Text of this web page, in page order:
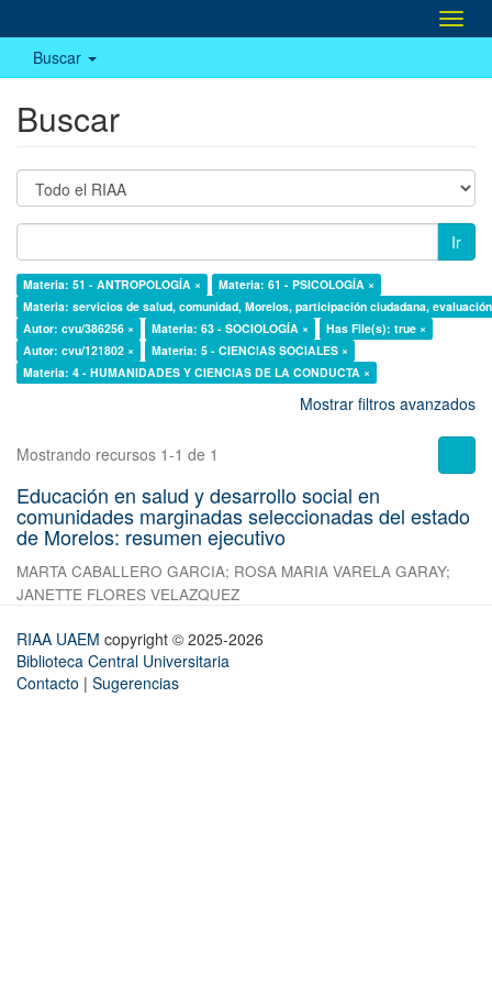
Buscar
Buscar
Ir
Materia: 51 - ANTROPOLOGÍA ×
Materia: 61 - PSICOLOGÍA ×
Materia: servicios de salud, comunidad, Morelos, participación ciudadana,
Autor: cvu/386256 ×
Materia: 63 - SOCIOLOGÍA ×
Has File(s): true ×
Autor: cvu/121802 ×
Materia: 5 - CIENCIAS SOCIALES ×
Materia: 4 - HUMANIDADES Y CIENCIAS DE LA CONDUCTA ×
Mostrar filtros avanzados
Mostrando recursos 1-1 de 1
Educación en salud y desarrollo social en
comunidades marginadas seleccionadas del estado
de Morelos: resumen ejecutivo
MARTA CABALLERO GARCIA; ROSA MARIA VARELA GARAY;
JANETTE FLORES VELAZQUEZ
RIAA UAEM copyright © 2025-2026
Biblioteca Central Universitaria
Contacto | Sugerencias